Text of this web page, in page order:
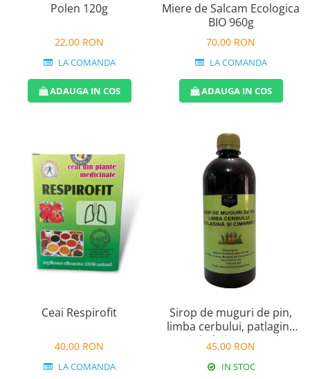
Polen 120g
22,00 RON
LA COMANDA
ADAUGA IN COS
Miere de Salcam Ecologica
BIO 960g
70,00 RON
LA COMANDA
ADAUGA IN COS
Ceai Respirofit
40,00 RON
LA COMANDA
Sirop de muguri de pin,
limba cerbului, patlagina
si cimbrisor 500ml
45,00 RON
IN STOC